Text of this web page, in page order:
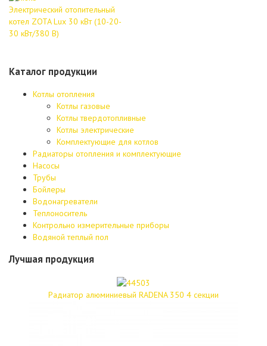
Электрический отопительный
котел ZOTA Lux 30 кВт (10-20-
30 кВт/380 В)
Каталог продукции
Котлы отопления
Котлы газовые
Котлы твердотопливные
Котлы электрические
Комплектующие для котлов
Радиаторы отопления и комплектующие
Насосы
Трубы
Бойлеры
Водонагреватели
Теплоноситель
Контрольно измерительные приборы
Водяной теплый пол
Лучшая продукция
Радиатор алюминиевый RADENA 350 4 секции